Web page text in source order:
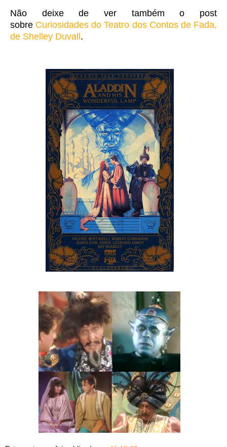
Não deixe de ver também o post
sobre Curiosidades do Teatro dos Contos de Fada,
de Shelley Duvall.